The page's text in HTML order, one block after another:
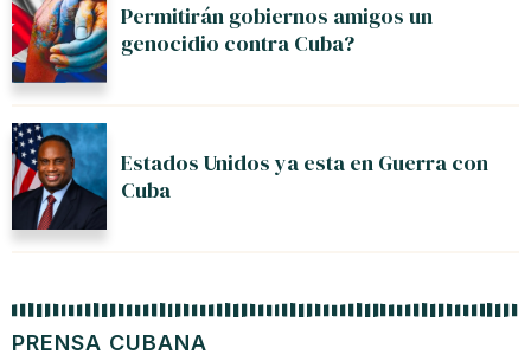
Permitirán gobiernos amigos un
genocidio contra Cuba?
Estados Unidos ya esta en Guerra con
Cuba
PRENSA CUBANA